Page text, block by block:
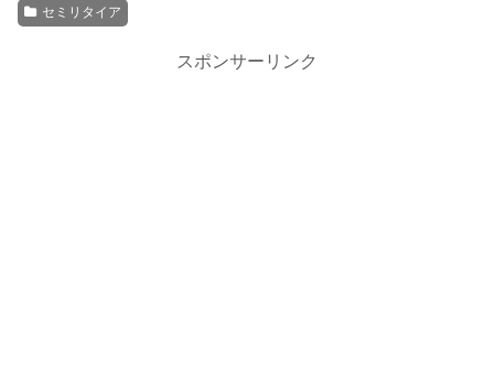
セミリタイア
スポンサーリンク